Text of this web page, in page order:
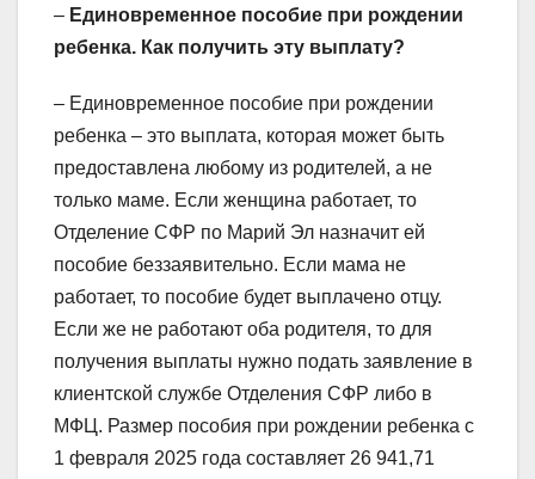
– Единовременное пособие при рождении
ребенка. Как получить эту выплату?
– Единовременное пособие при рождении
ребенка – это выплата, которая может быть
предоставлена любому из родителей, а не
только маме. Если женщина работает, то
Отделение СФР по Марий Эл назначит ей
пособие беззаявительно. Если мама не
работает, то пособие будет выплачено отцу.
Если же не работают оба родителя, то для
получения выплаты нужно подать заявление в
клиентской службе Отделения СФР либо в
МФЦ. Размер пособия при рождении ребенка с
1 февраля 2025 года составляет 26 941,71